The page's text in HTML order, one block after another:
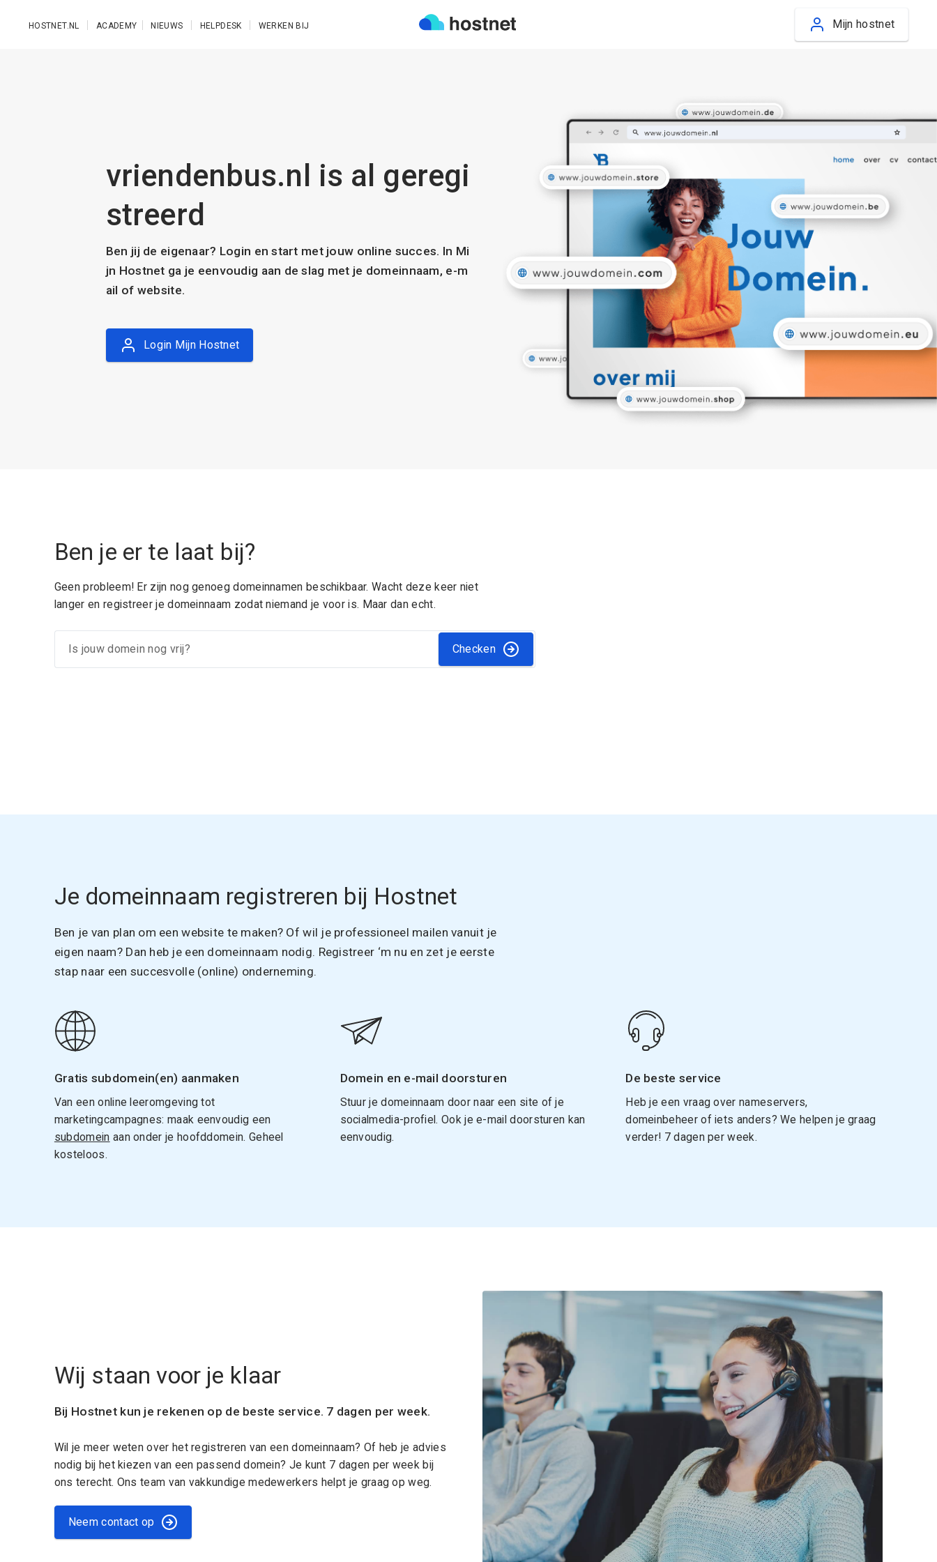
HOSTNET.NL ACADEMY NIEUWS HELPDESK WERKEN BIJ Mijn hostnet
vriendenbus.nl is al geregi
streerd
Ben jij de eigenaar? Login en start met jouw online succes. In Mi
jn Hostnet ga je eenvoudig aan de slag met je domeinnaam, e-m
ail of website.
Login Mijn Hostnet
Ben je er te laat bij?
Geen probleem! Er zijn nog genoeg domeinnamen beschikbaar. Wacht deze keer niet
langer en registreer je domeinnaam zodat niemand je voor is. Maar dan echt.
Checken
Je domeinnaam registreren bij Hostnet
Ben je van plan om een website te maken? Of wil je professioneel mailen vanuit je
eigen naam? Dan heb je een domeinnaam nodig. Registreer ‘m nu en zet je eerste
stap naar een succesvolle (online) onderneming.
Gratis subdomein(en) aanmaken
Van een online leeromgeving tot
marketingcampagnes: maak eenvoudig een
subdomein aan onder je hoofddomein. Geheel
kosteloos.
Domein en e-mail doorsturen
Stuur je domeinnaam door naar een site of je
socialmedia-profiel. Ook je e-mail doorsturen kan
eenvoudig.
De beste service
Heb je een vraag over nameservers,
domeinbeheer of iets anders? We helpen je graag
verder! 7 dagen per week.
Wij staan voor je klaar
Bij Hostnet kun je rekenen op de beste service. 7 dagen per week.
Wil je meer weten over het registreren van een domeinnaam? Of heb je advies
nodig bij het kiezen van een passend domein? Je kunt 7 dagen per week bij
ons terecht. Ons team van vakkundige medewerkers helpt je graag op weg.
Neem contact op